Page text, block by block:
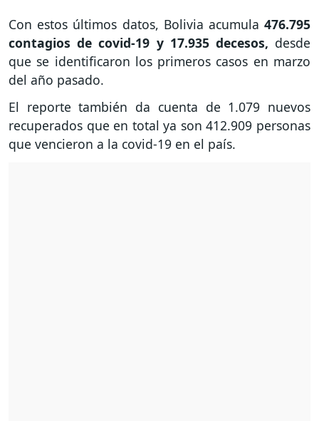
Con estos últimos datos, Bolivia acumula 476.795
contagios de covid-19 y 17.935 decesos, desde
que se identificaron los primeros casos en marzo
del año pasado.
El reporte también da cuenta de 1.079 nuevos
recuperados que en total ya son 412.909 personas
que vencieron a la covid-19 en el país.